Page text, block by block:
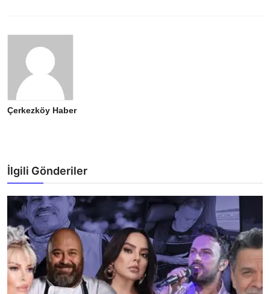
Çerkezköy Haber
İlgili Gönderiler